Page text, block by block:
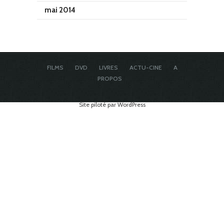
mai 2014
FILMS DVD LIVRES ACTU-CINE
A
PROPOS
Site piloté par WordPress